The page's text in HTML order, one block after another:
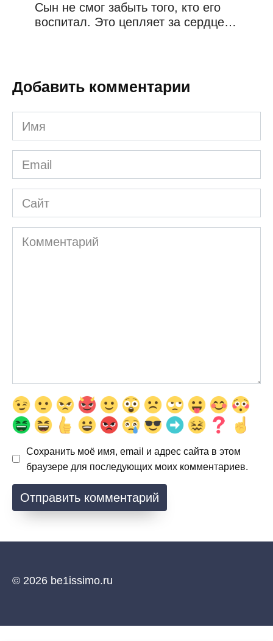
Сын не смог забыть того, кто его
воспитал. Это цепляет за сердце…
Добавить комментарии
Имя
*
Email
*
Сайт
Комментарий
Сохранить моё имя, email и адрес сайта в этом
браузере для последующих моих комментариев.
© 2026 be1issimo.ru